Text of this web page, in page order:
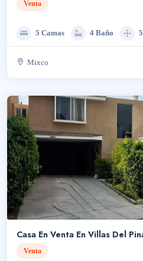
Venta
5 Camas 4 Baño
Mixco
Casa En Venta En Villas Del
Venta